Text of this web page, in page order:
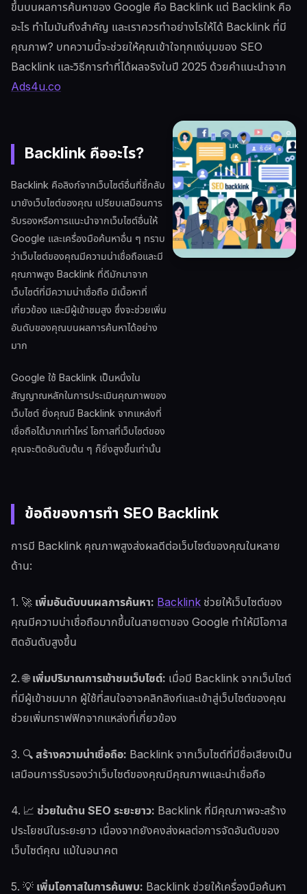
ขึ้นบนผลการค้นหาของ Google คือ Backlink แต่ Backlink คือ
อะไร ทำไมมันถึงสำคัญ และเราควรทำอย่างไรให้ได้ Backlink ที่มี
คุณภาพ? บทความนี้จะช่วยให้คุณเข้าใจทุกแง่มุมของ SEO
Backlink และวิธีการทำที่ได้ผลจริงในปี 2025 ด้วยคำแนะนำจาก
Ads4u.co
Backlink คืออะไร?
Backlink คือลิงก์จากเว็บไซต์อื่นที่ชี้กลับ
มายังเว็บไซต์ของคุณ เปรียบเสมือนการ
รับรองหรือการแนะนำจากเว็บไซต์อื่นให้
Google และเครื่องมือค้นหาอื่น ๆ ทราบ
ว่าเว็บไซต์ของคุณมีความน่าเชื่อถือและมี
คุณภาพสูง Backlink ที่ดีมักมาจาก
เว็บไซต์ที่มีความน่าเชื่อถือ มีเนื้อหาที่
เกี่ยวข้อง และมีผู้เข้าชมสูง ซึ่งจะช่วยเพิ่ม
อันดับของคุณบนผลการค้นหาได้อย่าง
มาก
Google ใช้ Backlink เป็นหนึ่งใน
สัญญาณหลักในการประเมินคุณภาพของ
เว็บไซต์ ยิ่งคุณมี Backlink จากแหล่งที่
เชื่อถือได้มากเท่าไหร่ โอกาสที่เว็บไซต์ของ
คุณจะติดอันดับต้น ๆ ก็ยิ่งสูงขึ้นเท่านั้น
ข้อดีของการทำ SEO Backlink
การมี Backlink คุณภาพสูงส่งผลดีต่อเว็บไซต์ของคุณในหลาย
ด้าน:
1. 🚀 เพิ่มอันดับบนผลการค้นหา: Backlink ช่วยให้เว็บไซต์ของ
คุณมีความน่าเชื่อถือมากขึ้นในสายตาของ Google ทำให้มีโอกาส
ติดอันดับสูงขึ้น
2. 🌐เพิ่มปริมาณการเข้าชมเว็บไซต์: เมื่อมี Backlink จากเว็บไซต์
ที่มีผู้เข้าชมมาก ผู้ใช้ที่สนใจอาจคลิกลิงก์และเข้าสู่เว็บไซต์ของคุณ
ช่วยเพิ่มทราฟฟิกจากแหล่งที่เกี่ยวข้อง
3. 🔍สร้างความน่าเชื่อถือ: Backlink จากเว็บไซต์ที่มีชื่อเสียงเป็น
เสมือนการรับรองว่าเว็บไซต์ของคุณมีคุณภาพและน่าเชื่อถือ
4. 📈 ช่วยในด้าน SEO ระยะยาว: Backlink ที่มีคุณภาพจะสร้าง
ประโยชน์ในระยะยาว เนื่องจากยังคงส่งผลต่อการจัดอันดับของ
เว็บไซต์คุณ แม้ในอนาคต
5. 💡 เพิ่มโอกาสในการค้นพบ: Backlink ช่วยให้เครื่องมือค้นหา